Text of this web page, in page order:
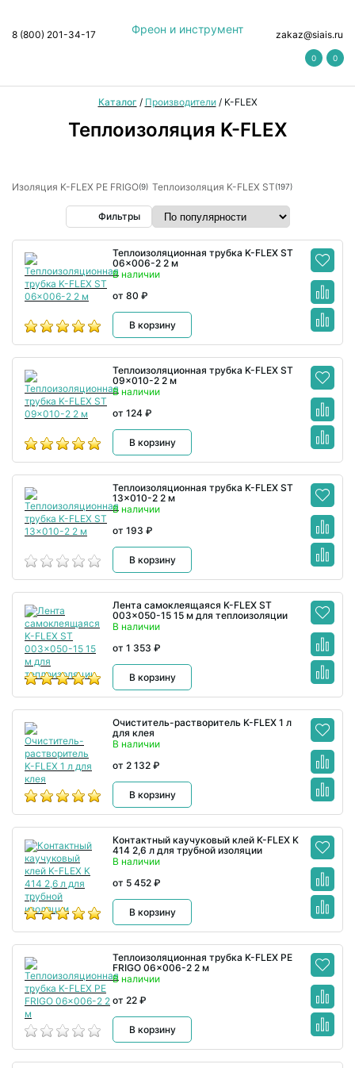
Фреон и инструмент
8 (800) 201-34-17 zakaz@siais.ru
0 0
Каталог / Производители/ K-FLEX
Теплоизоляция K-FLEX
Изоляция K-FLEX PE FRIGO(9) Теплоизоляция K-FLEX ST(197)
Фильтры
Теплоизоляционная трубка K-FLEX ST
06x006-2 2 м
В наличии
от 80 ₽
В корзину
Теплоизоляционная трубка K-FLEX ST
09x010-2 2 м
В наличии
от 124 ₽
В корзину
Теплоизоляционная трубка K-FLEX ST
13x010-2 2 м
В наличии
от 193 ₽
В корзину
Лента самоклеящаяся K-FLEX ST
003x050-15 15 м для теплоизоляции
В наличии
от 1 353 ₽
В корзину
Очиститель-растворитель K-FLEX 1 л
для клея
В наличии
от 2 132 ₽
В корзину
Контактный каучуковый клей K-FLEX K
414 2,6 л для трубной изоляции
В наличии
от 5 452 ₽
В корзину
Теплоизоляционная трубка K-FLEX PE
FRIGO 06x006-2 2 м
В наличии
от 22 ₽
В корзину